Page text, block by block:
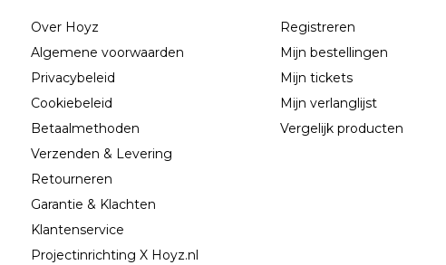
Over Hoyz
Algemene voorwaarden
Privacybeleid
Cookiebeleid
Betaalmethoden
Verzenden & Levering
Retourneren
Garantie & Klachten
Klantenservice
Projectinrichting X Hoyz.nl
Registreren
Mijn bestellingen
Mijn tickets
Mijn verlanglijst
Vergelijk producten